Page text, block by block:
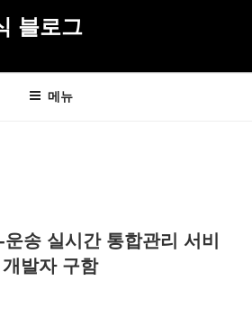
블로그
메뉴
송 실시간 통합관리 서비
발자 구함